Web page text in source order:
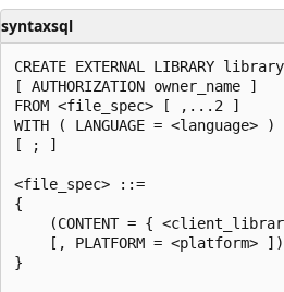
syntaxsql
CREATE EXTERNAL LIBRARY
[ AUTHORIZATION owner_name ]
FROM <file_spec> [ ,...2 ]
WITH ( LANGUAGE = <language> )
[ ; ]
<file_spec> ::=
{
(CONTENT = {
    [, PLATFORM = <platform> ])
}